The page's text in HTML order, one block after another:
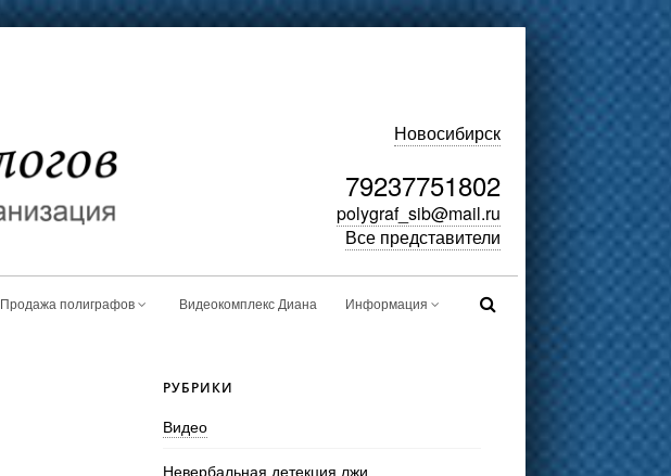
Новосибирск
79237751802
polygraf_sib@mail.ru
Все представители
Продажа полиграфов Видеокомплекс Диана Информация
РУБРИКИ
Видео
Невербальная детекция лжи